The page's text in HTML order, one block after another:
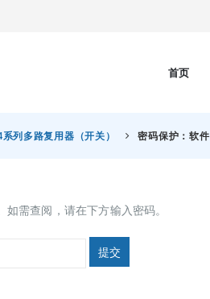
首页
列多路复用器（开关） 密码保护：软件
需查阅，请在下方输入密码。